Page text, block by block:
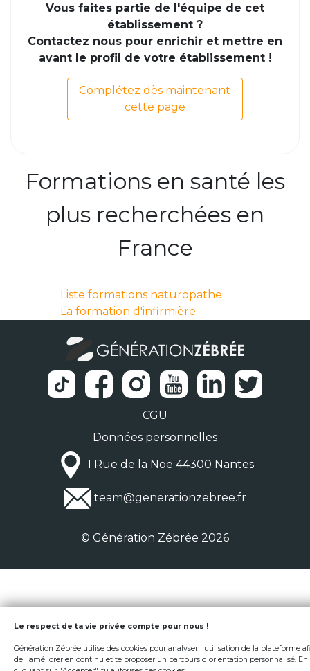
Vous faites partie de l'équipe de cet
établissement ?
Contactez nous pour enrichir et mettre en
avant le profil de votre établissement !
Complétez dès maintenant
cette page
Formations en santé les
plus recherchées en
France
Liste formations naturopathe
La formation d'infirmière
CGU
Données personnelles
1 Rue de la Noë 44300 Nantes
team@generationzebree.fr
© Génération Zébrée 2026
Le respect de ta vie privée compte pour nous !
Génération Zébrée utilise des cookies pour analyser l'utilisation de la plateforme
de l'améliorer en continu et te proposer un parcours d'orientation personnalisé. En